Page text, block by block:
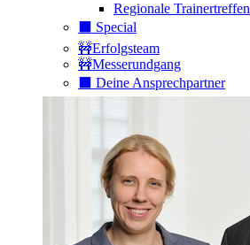
Regionale Trainertreffen
⬛️ Special
🚧Erfolgsteam
🚧Messerundgang
⬛️ Deine Ansprechpartner